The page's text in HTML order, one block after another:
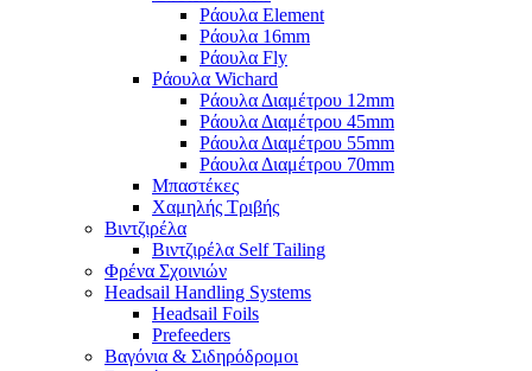
Ράουλα Element
Ράουλα 16mm
Ράουλα Fly
Ράουλα Wichard
Ράουλα Διαμέτρου 12mm
Ράουλα Διαμέτρου 45mm
Ράουλα Διαμέτρου 55mm
Ράουλα Διαμέτρου 70mm
Μπαστέκες
Χαμηλής Τριβής
Βιντζιρέλα
Βιντζιρέλα Self Tailing
Φρένα Σχοινιών
Headsail Handling Systems
Headsail Foils
Prefeeders
Βαγόνια & Σιδηρόδρομοι